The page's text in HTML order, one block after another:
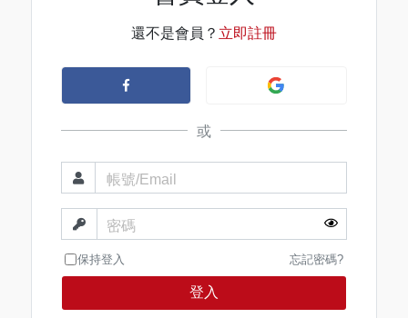
還不是會員？ 立即註冊
或
帳號/Email
密碼
保持登入 忘記密碼?
登入